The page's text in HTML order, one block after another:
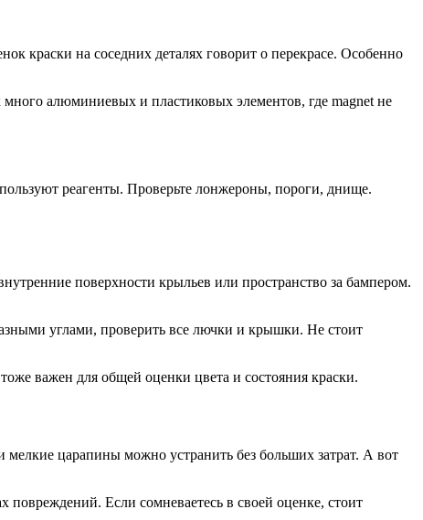
краски на соседних деталях говорит о перекрасе. Особенно
алюминиевых и пластиковых элементов, где magnet не
реагенты. Проверьте лонжероны, пороги, днище.
поверхности крыльев или пространство за бампером.
углами, проверить все лючки и крышки. Не стоит
важен для общей оценки цвета и состояния краски.
царапины можно устранить без больших затрат. А вот
Если сомневаетесь в своей оценке, стоит